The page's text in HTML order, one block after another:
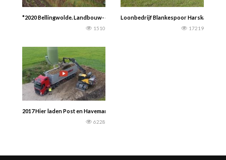
*2020 Bellingwolde. Landbouw- en loonbedrijf: Sandee uit Onstwedde-
1510
Loonbedrijf Blankespoor Harskamp
17219
2017 Hier laden Post en Haveman voor de Suiker Unie de suikerbieten op
6228